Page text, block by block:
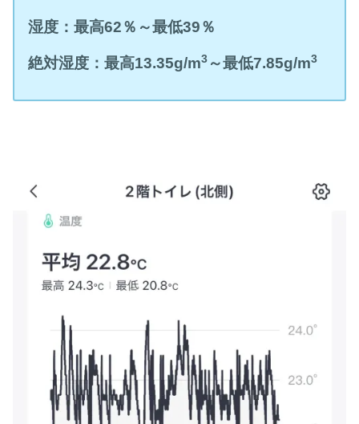
湿度：最高62％～最低39％
絶対湿度：最高13.35g/m3 ～最低7.85g/m3